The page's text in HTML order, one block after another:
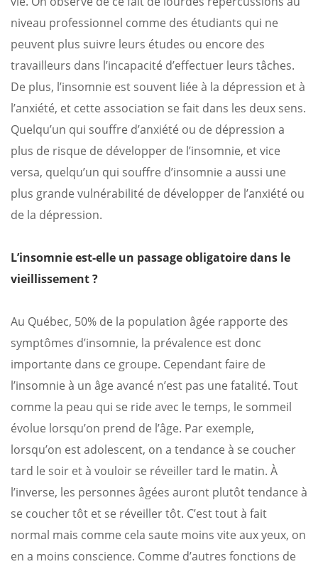
niveau professionnel comme des étudiants qui ne
peuvent plus suivre leurs études ou encore des
travailleurs dans l’incapacité d’effectuer leurs tâches.
De plus, l’insomnie est souvent liée à la dépression et à
l’anxiété, et cette association se fait dans les deux sens.
Quelqu’un qui souffre d’anxiété ou de dépression a
plus de risque de développer de l’insomnie, et vice
versa, quelqu’un qui souffre d’insomnie a aussi une
plus grande vulnérabilité de développer de l’anxiété ou
de la dépression.
L’insomnie est-elle un passage obligatoire dans le
vieillissement ?
Au Québec, 50% de la population âgée rapporte des
symptômes d’insomnie, la prévalence est donc
importante dans ce groupe. Cependant faire de
l’insomnie à un âge avancé n’est pas une fatalité. Tout
comme la peau qui se ride avec le temps, le sommeil
évolue lorsqu’on prend de l’âge. Par exemple,
lorsqu’on est adolescent, on a tendance à se coucher
tard le soir et à vouloir se réveiller tard le matin. À
l’inverse, les personnes âgées auront plutôt tendance à
se coucher tôt et se réveiller tôt. C’est tout à fait
normal mais comme cela saute moins vite aux yeux, on
en a moins conscience. Comme d’autres fonctions de